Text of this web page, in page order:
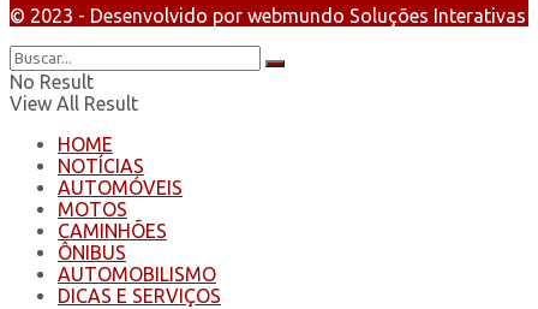
© 2023 - Desenvolvido por webmundo Soluções Interativas
No Result
View All Result
HOME
NOTÍCIAS
AUTOMÓVEIS
MOTOS
CAMINHÕES
ÔNIBUS
AUTOMOBILISMO
DICAS E SERVIÇOS